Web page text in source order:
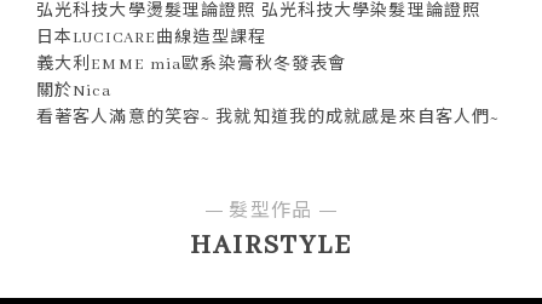
弘光科技大學燙髮理論證照 弘光科技大學染髮理論證照
日本LUCICARE曲線造型課程
義大利EMME mia歐系染膏秋冬發表會
關於Nica
看著客人滿意的笑容~ 我就知道我的成就感是來自客人們~
HAIRSTYLE
髮型作品